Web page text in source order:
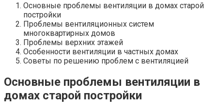
Основные проблемы вентиляции в домах старой
постройки
Проблемы вентиляционных систем
многоквартирных домов
Проблемы верхних этажей
Особенности вентиляции в частных домах
Советы по решению проблем с вентиляцией
Основные проблемы вентиляции в
домах старой постройки